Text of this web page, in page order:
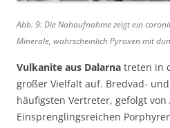
Abb. 9: Die Nahaufnahme zeigt ein
Minerale, wahrscheinlich Pyroxen mit
Vulkanite aus Dalarna treten in
großer Vielfalt auf. Bredvad-
häufigsten Vertreter, gefolgt
Einsprenglingsreichen